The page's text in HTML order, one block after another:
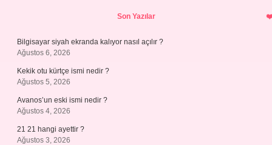
Son Yazılar
Bilgisayar siyah ekranda kalıyor nasıl açılır ?
Ağustos 6, 2026
Kekik otu kürtçe ismi nedir ?
Ağustos 5, 2026
Avanos’un eski ismi nedir ?
Ağustos 4, 2026
21 21 hangi ayettir ?
Ağustos 3, 2026